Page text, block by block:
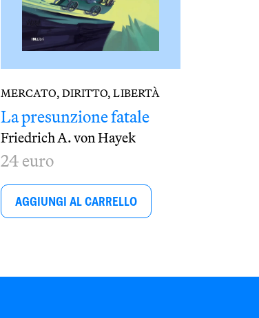
MERCATO, DIRITTO, LIBERTÀ
La presunzione fatale
Friedrich A. von Hayek
24 euro
AGGIUNGI AL CARRELLO